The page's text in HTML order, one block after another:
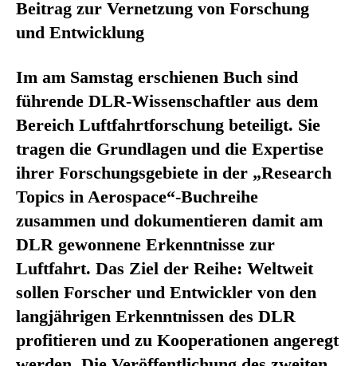
Beitrag zur Vernetzung von Forschung
und Entwicklung
Im am Samstag erschienen Buch sind
führende DLR-Wissenschaftler aus dem
Bereich Luftfahrtforschung beteiligt. Sie
tragen die Grundlagen und die Expertise
ihrer Forschungsgebiete in der „Research
Topics in Aerospace“-Buchreihe
zusammen und dokumentieren damit am
DLR gewonnene Erkenntnisse zur
Luftfahrt. Das Ziel der Reihe: Weltweit
sollen Forscher und Entwickler von den
langjährigen Erkenntnissen des DLR
profitieren und zu Kooperationen angeregt